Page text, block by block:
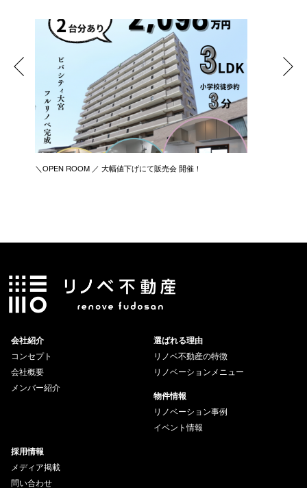
＼OPEN ROOM ／ 大幅値下げにて販売会 開催！
会社紹介
コンセプト
会社概要
メンバー紹介
選ばれる理由
リノベ不動産の特徴
リノベーションメニュー
物件情報
リノベーション事例
イベント情報
採用情報
メディア掲載
問い合わせ